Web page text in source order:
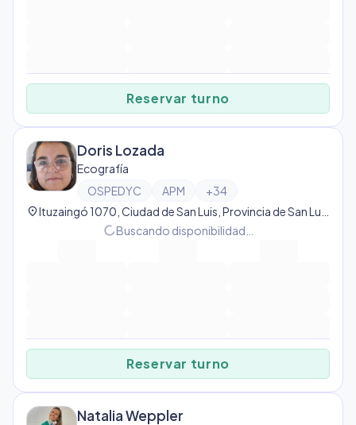
Reservar turno
Doris Lozada
Ecografía
OSPEDYC
APM +34
location_on
progress_activityBuscando disponibilidad…
Reservar turno
Natalia Weppler